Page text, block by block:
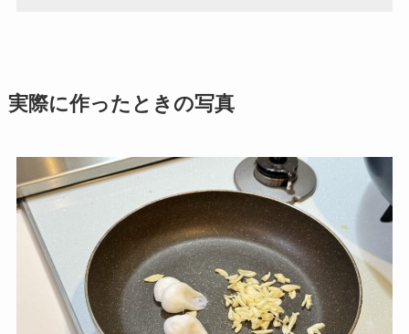
実際に作ったときの写真